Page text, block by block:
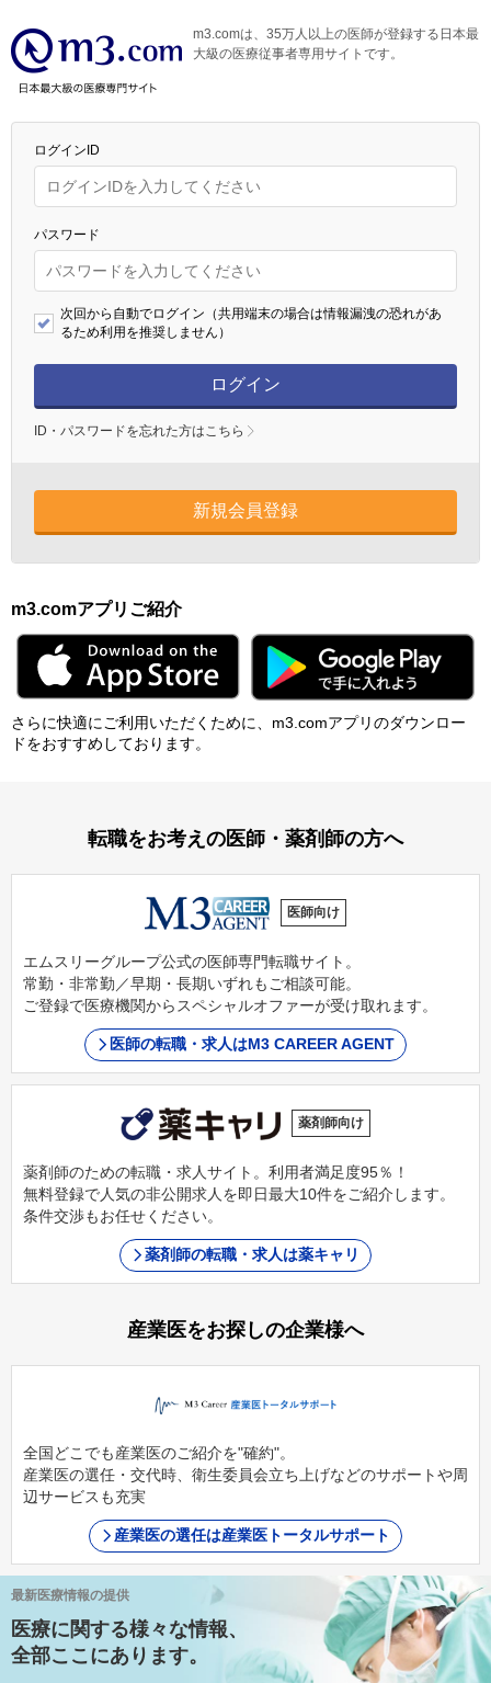
m3.comは、35万人以上の医師が登録する日本最
大級の医療従事者専用サイトです。
ログインID
パスワード
次回から自動でログイン（共用端末の場合は情報漏洩の恐れがあ
るため利用を推奨しません）
ログイン
ID・パスワードを忘れた方はこちら
新規会員登録
m3.comアプリご紹介
さらに快適にご利⽤いただくために、m3.comアプリのダウンロー
ドをおすすめしております。
転職をお考えの医師・薬剤師の方へ
医師向け
エムスリーグループ公式の医師専門転職サイト。
常勤・非常勤／早期・長期いずれもご相談可能。
ご登録で医療機関からスペシャルオファーが受け取れます。
医師の転職・求人はM3 CAREER AGENT
薬剤師向け
薬剤師のための転職・求人サイト。利用者満足度95％！
無料登録で人気の非公開求人を即日最大10件をご紹介します。
条件交渉もお任せください。
薬剤師の転職・求人は薬キャリ
産業医をお探しの企業様へ
全国どこでも産業医のご紹介を"確約"。
産業医の選任・交代時、衛生委員会立ち上げなどのサポートや周
辺サービスも充実
産業医の選任は産業医トータルサポート
最新医療情報の提供
医療に関する様々な情報、
全部ここにあります。